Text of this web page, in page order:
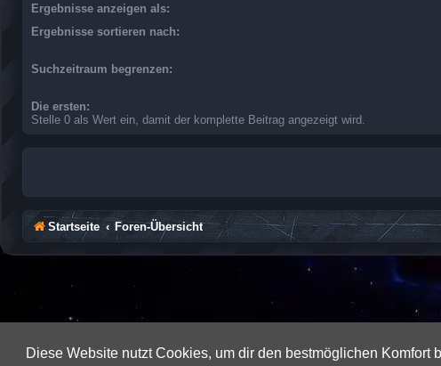
Diese Website nutzt Cookies, um dir den bestmöglichen Komfort
Ergebnisse anzeigen als:
Ergebnisse sortieren nach:
Suchzeitraum begrenzen:
Die ersten:
Stelle 0 als Wert ein, damit der komplette Beitrag angezeigt wird.
Startseite Foren-Übersicht